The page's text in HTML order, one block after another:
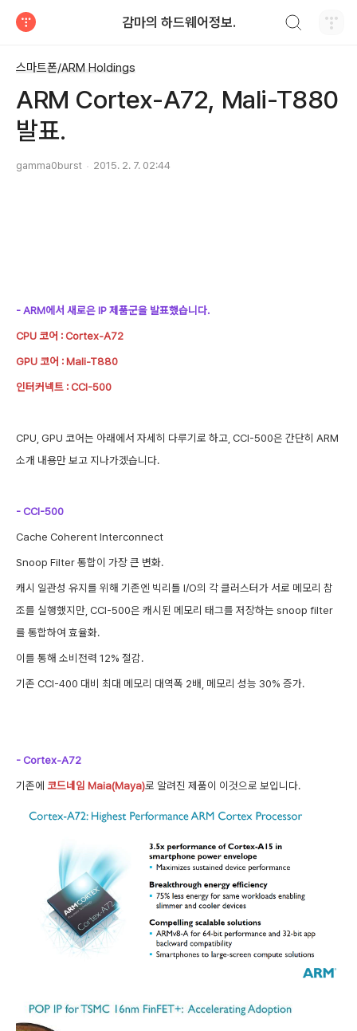
감마의 하드웨어정보.
스마트폰/ARM Holdings
ARM Cortex-A72, Mali-T880
발표.
gamma0burst 2015. 2. 7. 02:44
- ARM에서 새로은 IP 제품군을 발표했습니다.
CPU 코어 : Cortex-A72
GPU 코어 : Mali-T880
인터커넥트 : CCI-500
CPU, GPU 코어는 아래에서 자세히 다루기로 하고, CCI-500은 간단히 ARM
소개 내용만 보고 지나가겠습니다.
- CCI-500
Cache Coherent Interconnect
Snoop Filter 통합이 가장 큰 변화.
캐시 일관성 유지를 위해 기존엔 빅리틀 I/O의 각 클러스터가 서로 메모리 참
조를 실행했지만, CCI-500은 캐시된 메모리 태그를 저장하는 snoop filter
를 통합하여 효율화.
이를 통해 소비전력 12% 절감.
기존 CCI-400 대비 최대 메모리 대역폭 2배, 메모리 성능 30% 증가.
- Cortex-A72
기존에 코드네임 Maia(Maya)로 알려진 제품이 이것으로 보입니다.